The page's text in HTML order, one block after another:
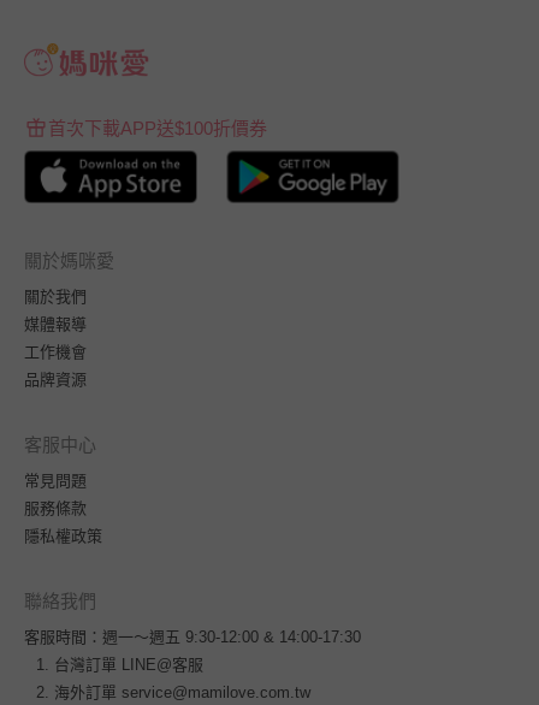
首次下載APP送$100折價券
關於媽咪愛
關於我們
媒體報導
工作機會
品牌資源
客服中心
常見問題
服務條款
隱私權政策
聯絡我們
客服時間：週一～週五 9:30-12:00 & 14:00-17:30
台灣訂單
LINE@客服
海外訂單 service@mamilove.com.tw